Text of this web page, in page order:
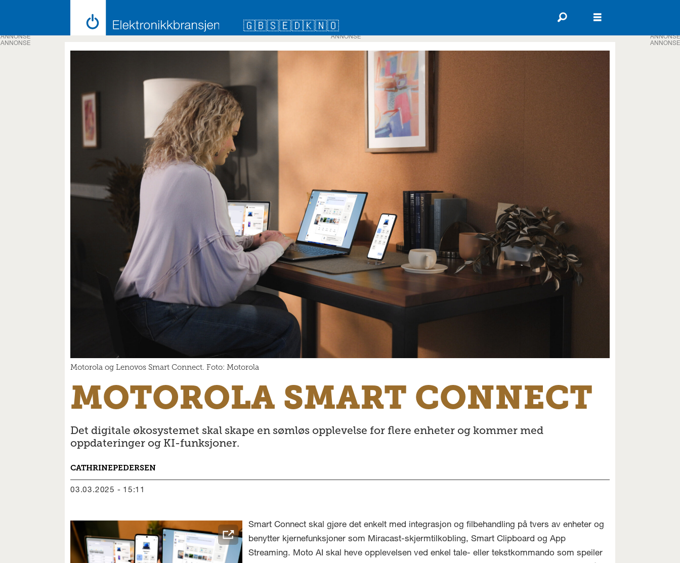
🇬🇧🇸🇪🇩🇰🇳🇴
ANNONSE
Motorola og Lenovos Smart Connect. Foto: Motorola
MOTOROLA SMART CONNECT
Det digitale økosystemet skal skape en sømløs opplevelse for flere enheter og kommer med
oppdateringer og KI-funksjoner.
CATHRINEPEDERSEN
03.03.2025 - 15:11
Smart Connect skal gjøre det enkelt med integrasjon og filbehandling på tvers av enheter og
benytter kjernefunksjoner som Miracast-skjermtilkobling, Smart Clipboard og App
Streaming. Moto AI skal heve opplevelsen ved enkel tale- eller tekstkommando som speiler
ANNONSE
ANNONSE
ANNONSE
ANNONSE